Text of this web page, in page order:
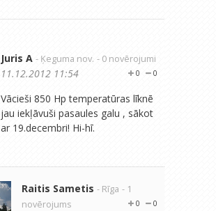
Juris A - Ķeguma nov. - 0 novērojumi
0
0
11.12.2012 11:54
Vācieši 850 Hp temperatūras līknē
jau iekļāvuši pasaules galu , sākot
ar 19.decembri! Hi-hī.
Raitis Sametis - Rīga - 1
novērojums
0
0